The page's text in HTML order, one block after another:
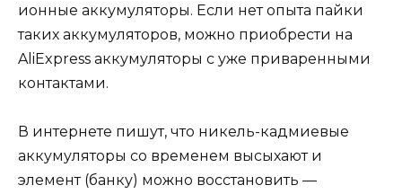
ионные аккумуляторы. Если нет опыта пайки
таких аккумуляторов, можно приобрести на
AliExpress аккумуляторы с уже приваренными
контактами.
В интернете пишут, что никель-кадмиевые
аккумуляторы со временем высыхают и
элемент (банку) можно восстановить —